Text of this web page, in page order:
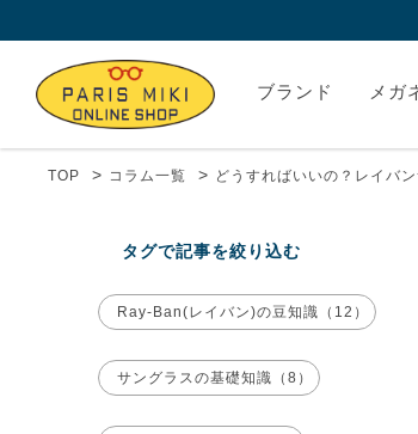
ブランド メガ
TOP > コラム一覧 > どうすればいいの？レイバ
タグで記事を絞り込む
Ray-Ban(レイバン)の豆知識（12）
サングラスの基礎知識（8）